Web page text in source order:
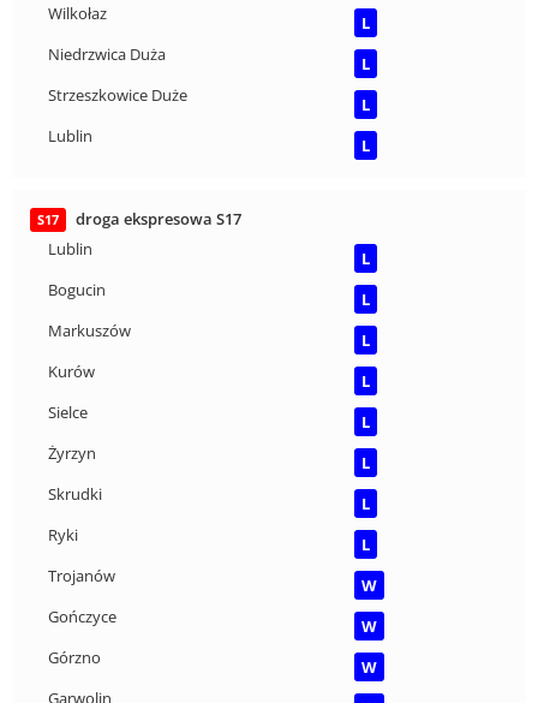
Wilkołaz
L
Niedrzwica Duża
L
Strzeszkowice Duże
L
Lublin
L
S17
droga ekspresowa S17
Lublin
L
Bogucin
L
Markuszów
L
Kurów
L
Sielce
L
Żyrzyn
L
Skrudki
L
Ryki
L
Trojanów
W
Gończyce
W
Górzno
W
Garwolin